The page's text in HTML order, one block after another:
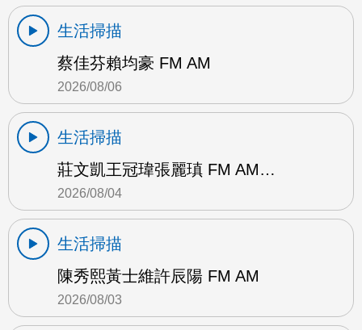
生活掃描
蔡佳芬賴均豪 FM AM
2026/08/06
生活掃描
莊文凱王冠瑋張麗瑱 FM AM…
2026/08/04
生活掃描
陳秀熙黃士維許辰陽 FM AM
2026/08/03